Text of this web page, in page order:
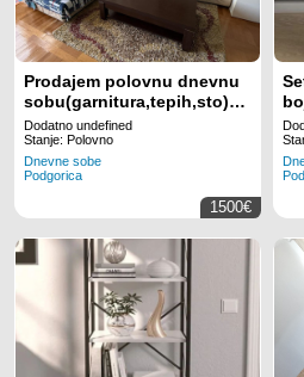
Prodajem polovnu dnevnu
sto sa 6 stolica
(Kaligaris),ku
Dodatno undefined
Stanje: Polovno
Dnevne sobe
Podgorica
1500€